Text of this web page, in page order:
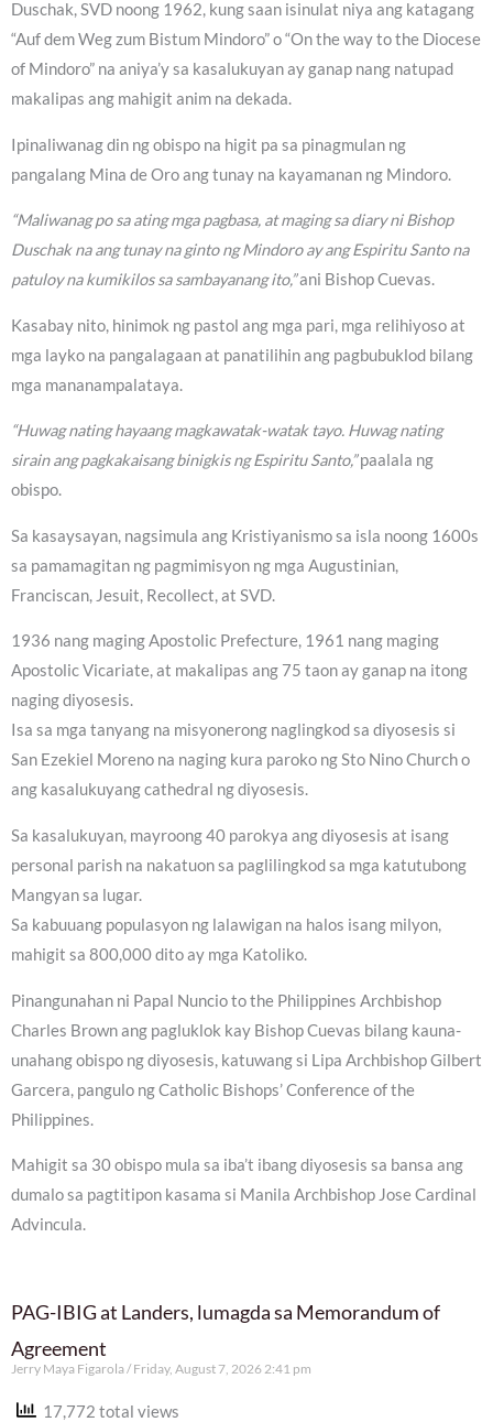
Duschak, SVD noong 1962, kung saan isinulat niya ang katagang
“Auf dem Weg zum Bistum Mindoro” o “On the way to the Diocese
of Mindoro” na aniya’y sa kasalukuyan ay ganap nang natupad
makalipas ang mahigit anim na dekada.
Ipinaliwanag din ng obispo na higit pa sa pinagmulan ng
pangalang Mina de Oro ang tunay na kayamanan ng Mindoro.
“Maliwanag po sa ating mga pagbasa, at maging sa diary ni Bishop
Duschak na ang tunay na ginto ng Mindoro ay ang Espiritu Santo na
patuloy na kumikilos sa sambayanang ito,”ani Bishop Cuevas.
Kasabay nito, hinimok ng pastol ang mga pari, mga relihiyoso at
mga layko na pangalagaan at panatilihin ang pagbubuklod bilang
mga mananampalataya.
“Huwag nating hayaang magkawatak-watak tayo. Huwag nating
sirain ang pagkakaisang binigkis ng Espiritu Santo,”paalala ng
obispo.
Sa kasaysayan, nagsimula ang Kristiyanismo sa isla noong 1600s
sa pamamagitan ng pagmimisyon ng mga Augustinian,
Franciscan, Jesuit, Recollect, at SVD.
1936 nang maging Apostolic Prefecture, 1961 nang maging
Apostolic Vicariate, at makalipas ang 75 taon ay ganap na itong
naging diyosesis.
Isa sa mga tanyang na misyonerong naglingkod sa diyosesis si
San Ezekiel Moreno na naging kura paroko ng Sto Nino Church o
ang kasalukuyang cathedral ng diyosesis.
Sa kasalukuyan, mayroong 40 parokya ang diyosesis at isang
personal parish na nakatuon sa paglilingkod sa mga katutubong
Mangyan sa lugar.
Sa kabuuang populasyon ng lalawigan na halos isang milyon,
mahigit sa 800,000 dito ay mga Katoliko.
Pinangunahan ni Papal Nuncio to the Philippines Archbishop
Charles Brown ang pagluklok kay Bishop Cuevas bilang kauna-
unahang obispo ng diyosesis, katuwang si Lipa Archbishop Gilbert
Garcera, pangulo ng Catholic Bishops’ Conference of the
Philippines.
Mahigit sa 30 obispo mula sa iba’t ibang diyosesis sa bansa ang
dumalo sa pagtitipon kasama si Manila Archbishop Jose Cardinal
Advincula.
PAG-IBIG at Landers, lumagda sa Memorandum of
Agreement
Jerry Maya Figarola Friday, August 7, 2026 2:41 pm
17,772 total views